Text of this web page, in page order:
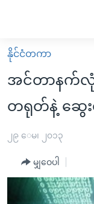
လွယ်ကူ
စေ
များ
အကြောင်းအရာ
မူလစာမျက်နှာ
မြန်မာ
ကမ္ဘာ့သတင်းများ
အစ္စရေး-ပါလက်စတို
ရပ်ဝန်းတခု လမ်းတ
အင်္ဂလိပ်စာလေ့လာ
နိုင်ငံတကာ
အင်တာနက်လုံခ
တရုတ်နဲ့ ဆွေး
၂၉ ေမ၊ ၂၀၁၃
မျှဝေပါ